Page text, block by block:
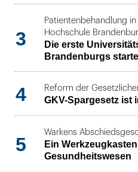
3
Patientenbehandlung
Hochschule
Die erste
Brandenburgs
4 Reform der
GKV-Spargesetz ist
5
Warkens
Ein
Gesundheitswesen